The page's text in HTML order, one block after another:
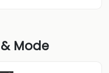
Mode